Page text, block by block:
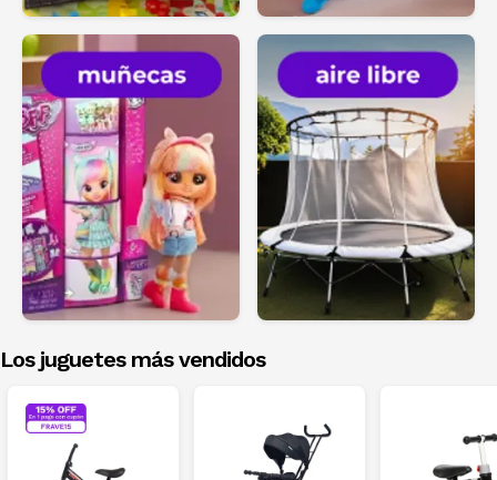
Los juguetes más vendidos